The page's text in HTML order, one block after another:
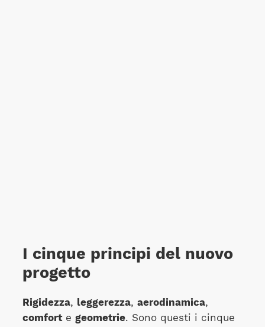
I cinque principi del nuovo
progetto
Rigidezza, leggerezza, aerodinamica,
comforte geometrie. Sono questi i cinque